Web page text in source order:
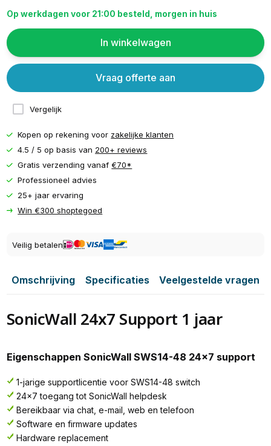
Op werkdagen voor 21:00 besteld, morgen in huis
In winkelwagen
Vergelijk
Vraag offerte aan
Kopen op rekening voor zakelijke klanten
4.5 / 5 op basis van 200+ reviews
Gratis verzending vanaf€70*
Professioneel advies
25+ jaar ervaring
Win €300 shoptegoed
Veilig betalen
Omschrijving Specificaties Veelgestelde vragen
SonicWall 24x7 Support 1 jaar
Eigenschappen SonicWall SWS14-48 24x7 support
1-jarige supportlicentie voor SWS14-48 switch
24x7 toegang tot SonicWall helpdesk
Bereikbaar via chat, e-mail, web en telefoon
Software en firmware updates
Hardware replacement